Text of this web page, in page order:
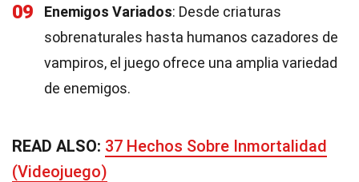
09 Enemigos Variados: Desde criaturas
sobrenaturales hasta humanos cazadores de
vampiros, el juego ofrece una amplia variedad
de enemigos.
READ ALSO: 37 Hechos Sobre Inmortalidad
(Videojuego)